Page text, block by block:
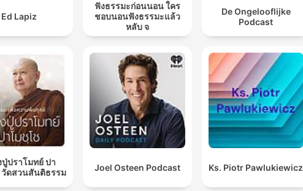
Ed Lapiz
ฟังธรรมะก่อนนอน ใคร
ชอบนอนฟังธรรมะแล้ว
หลับ จ
De Ongelooflijke
Podcast
ปราโมทย์ ปา
ดสวนสันติธรรม
Joel Osteen Podcast Ks. Piotr Pawlukiewicz